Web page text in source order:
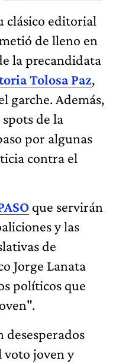
clásico editorial
de lleno en
la precandidata
Tolosa Paz,
garche. Además,
de la
por algunas
contra el
que servirán
y las
de
Jorge Lanata
políticos que
desesperados
voto joven y